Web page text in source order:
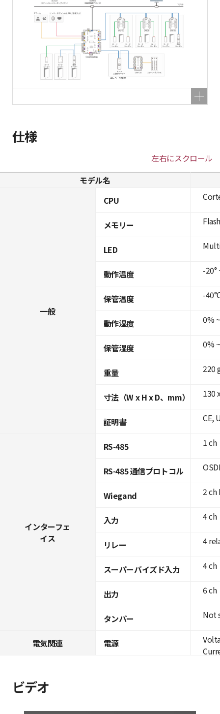
仕様
左右にスクロール
モデル名
一般
CPU
メモリー
LED
動作温度
保管温度
動作湿度
保管湿度
重量
寸法（W x H x D、mm）
証明書
インターフェ
イス
RS-485
RS-485 通信プロトコル
Wiegand
入力
リレー
スーパーバイズド入力
出力
タンパー
電気関連 電源
-20°
-
0%
0%
220
130
CE,
1 ch
2 ch
4 ch
4
4 ch
6 ch
Not
ビデオ